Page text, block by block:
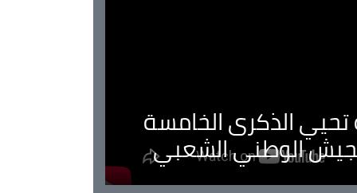
تحيي الذكرى الخامسة
الوطني الشعبي